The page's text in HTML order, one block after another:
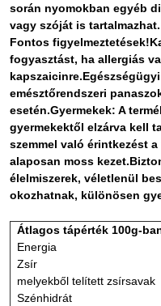
során nyomokban egyéb
vagy szóját is tartalmazhat.
Fontos
fogyasztást, ha allergiás
emésztőrendszeri
esetén.Gyermekek: A
gyermekektől elzárva kell
szemmel való érintkezést
alaposan moss kezet.
élelmiszerek, véletlenül
okozhatnak, különösen
Átlagos tápérték 100g-
Energia
Zsír
melyekből telített zsírsavak
Szénhidrát